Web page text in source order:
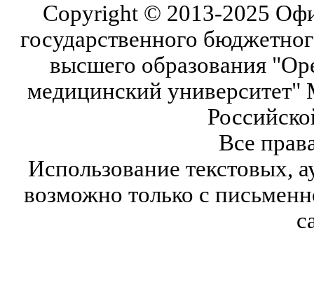
Copyright © 2013-2025
государственного
высшего образования
медицинский университет"
Все
Использование текстовых,
возможно только с